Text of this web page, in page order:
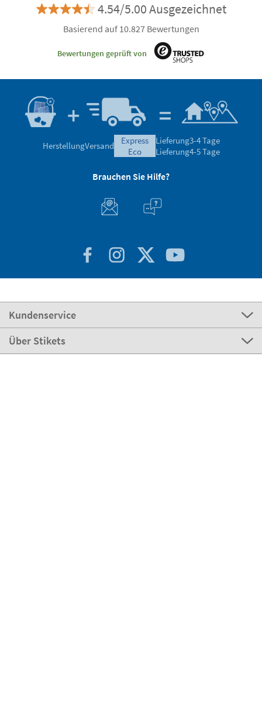
4.54/5.00 Ausgezeichnet
Basierend auf 10.827 Bewertungen
Bewertungen geprüft von
HerstellungVersand
express
eco
Lieferung3-4 Tage
Lieferung4-5 Tage
Brauchen Sie Hilfe?
Kundenservice
Über Stikets